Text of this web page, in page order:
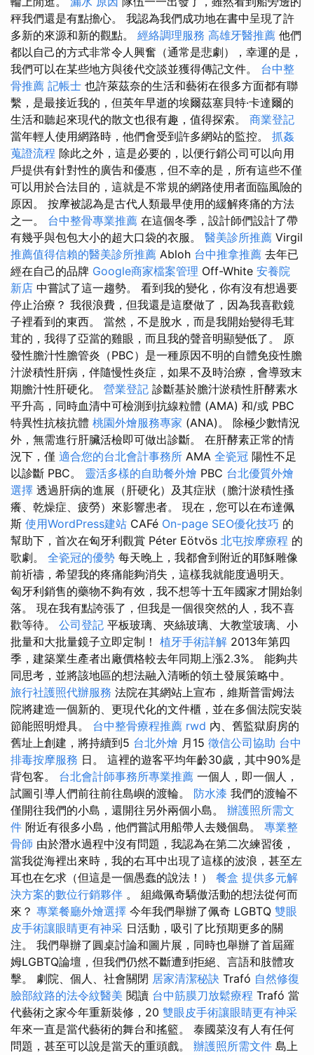
秤我們還是有點擔心。 我認為我們成功地在書中呈現了許
多新的來源和新的觀點。 經絡調理服務 高雄牙醫推薦 他們
都以自己的方式非常令人興奮（通常是悲劇），幸運的是，
我們可以在某些地方與後代交談並獲得傳記文件。 台中整
骨推薦 記帳士 也許萊茲奈的生活和藝術在很多方面都有聯
繫，是最接近我的，但英年早逝的埃爾茲塞貝特·卡達爾的
生活和聽起來現代的散文也很有趣，值得探索。 商業登記
當年輕人使用網路時，他們會受到許多網站的監控。 抓姦
蒐證流程 除此之外，這是必要的，以便行銷公司可以向用
戶提供有針對性的廣告和優惠，但不幸的是，所有這些不僅
可以用於合法目的，這就是不常規的網路使用者面臨風險的
原因。 按摩被認為是古代人類最早使用的緩解疼痛的方法
之一。 台中整骨專業推薦 在這個冬季，設計師們設計了帶
有幾乎與包包大小的超大口袋的衣服。 醫美診所推薦 Virgil
推薦值得信賴的醫美診所推薦 Abloh 台中推拿推薦 去年已
經在自己的​​品牌 Google商家檔案管理 Off-White 安養院
新店 中嘗試了這一趨勢。 看到我的變化，你有沒有想過要
停止治療？ 我很浪費，但我還是這麼做了，因為我喜歡鏡
子裡看到的東西。 當然，不是脫水，而是我開始變得毛茸
茸的，我得了亞當的雞眼，而且我的聲音明顯變低了。 原
發性膽汁性膽管炎（PBC）是一種原因不明的自體免疫性膽
汁淤積性肝病，伴隨慢性炎症，如果不及時治療，會導致末
期膽汁性肝硬化。 營業登記 診斷基於膽汁淤積性肝酵素水
平升高，同時血清中可檢測到抗線粒體 (AMA) 和/或 PBC
特異性抗核抗體 桃園外燴服務專家 (ANA)。 除極少數情況
外，無需進行肝臟活檢即可做出診斷。 在肝酵素正常的情
況下，僅 適合您的台北會計事務所 AMA 全瓷冠 陽性不足
以診斷 PBC。 靈活多樣的自助餐外燴 PBC 台北優質外燴
選擇 透過肝病的進展（肝硬化）及其症狀（膽汁淤積性搔
癢、乾燥症、疲勞）來影響患者。 現在，您可以在布達佩
斯 使用WordPress建站 CAFé On-page SEO優化技巧 的
幫助下，首次在匈牙利觀賞 Péter Eötvös 北屯按摩療程 的
歌劇。 全瓷冠的優勢 每天晚上，我都會到附近的耶穌雕像
前祈禱，希望我的疼痛能夠消失，這樣我就能度過明天。
匈牙利銷售的藥物不夠有效，我不想等十五年國家才開始剝
落。 現在我有點誇張了，但我是一個很突然的人，我不喜
歡等待。 公司登記 平板玻璃、夾絲玻璃、大教堂玻璃、小
批量和大批量鏡子立即定制！ 植牙手術詳解 2013年第四
季，建築業生產者出廠價格較去年同期上漲2.3%。 能夠共
同思考，並將該地區的想法融入清晰的領土發展策略中。
旅行社護照代辦服務 法院在其網站上宣布，維斯普雷姆法
院將建造一個新的、更現代化的文件櫃，並在多個法院安裝
節能照明燈具。 台中整骨療程推薦 rwd 內、舊監獄廚房的
舊址上創建，將持續到5 台北外燴 月15 徵信公司協助 台中
排毒按摩服務 日。 這裡的遊客平均年齡30歲，其中90%是
背包客。 台北會計師事務所專業推薦 一個人，即一個人，
試圖引導人們前往前往島嶼的渡輪。 防水漆 我們的渡輪不
僅開往我們的小島，還開往另外兩個小島。 辦護照所需文
件 附近有很多小島，他們嘗試用船帶人去幾個島。 專業整
骨師 由於潛水過程中沒有問題，我認為在第二次練習後，
當我從海裡出來時，我的右耳中出現了這樣的波浪，甚至左
耳也在乞求（但這是一個愚蠢的說法！） 餐盒 提供多元解
決方案的數位行銷夥伴 。 組織佩奇驕傲活動的想法從何而
來？ 專業餐廳外燴選擇 今年我們舉辦了佩奇 LGBTQ 雙眼
皮手術讓眼睛更有神采 日活動，吸引了比預期更多的關
注。 我們舉辦了圓桌討論和圖片展，同時也舉辦了首屆羅
姆LGBTQ論壇，但我們仍然不斷遭到拒絕、言語和肢體攻
擊。 劇院、個人、社會關閉 居家清潔秘訣 Trafó 自然修復
臉部紋路的法令紋醫美 閱讀 台中筋膜刀放鬆療程 Trafó 當
代藝術之家今年重新裝修，20 雙眼皮手術讓眼睛更有神采
年來一直是當代藝術的舞台和搖籃。 泰國菜沒有人有任何
問題，甚至可以說是當天的重頭戲。 辦護照所需文件 島上